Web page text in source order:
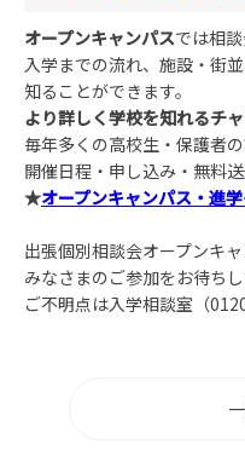
オープンキャンパスでは相
入学までの流れ、施設・街
知ることができます。
より詳しく学校を知れるチ
毎年多くの高校生・保護者
開催日程・申し込み・無料
★オープンキャンパス・進
出張個別相談会オープンキ
みなさまのご参加をお待ち
ご不明点は入学相談室（